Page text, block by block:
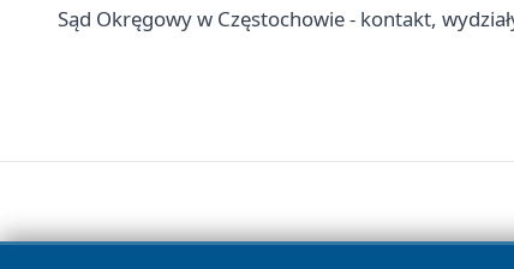
Sąd Okręgowy w Częstochowie - kontakt,